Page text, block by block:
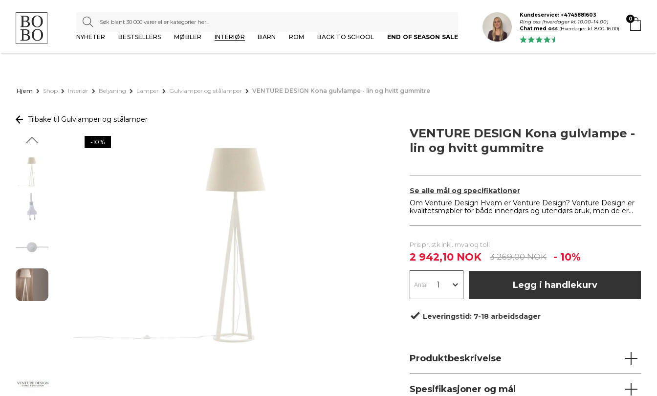
NYHETER BESTSELLERS MØBLER INTERIØR BARN ROM BACK TO SCHOOL END OF SEASON SALE
0
Kundeservice: +4745881603
Ring oss (hverdager kl. 10.00–14.00)
Chat med oss (Hverdager kl. 8.00-16.00)
Hjem Shop Interiør Belysning Lamper Gulvlamper og stålamper VENTURE DESIGN Kona gulvlampe - lin og hvitt gummitre
Tilbake til Gulvlamper og stålamper
-10%
VENTURE DESIGN Kona gulvlampe -
lin og hvitt gummitre
Se alle mål og specifikationer
Om Venture Design Hvem er Venture Design? Venture Design er
kvalitetsmøbler for både innendørs og utendørs bruk, men de er...
Pris pr. stk inkl. mva og toll
2 942,10 NOK 3 269,00 NOK - 10%
Legg i handlekurv
Leveringstid: 7-18 arbeidsdager
Produktbeskrivelse
Spesifikasjoner og mål